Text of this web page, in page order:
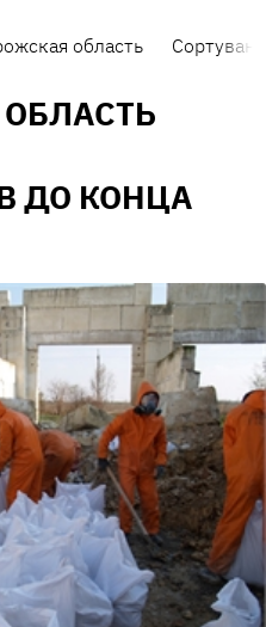
область
ДО КОНЦА